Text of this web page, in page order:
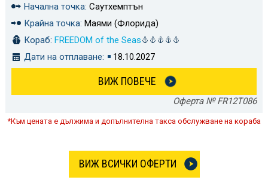
Начална точка: Саутхемптън
Крайна точка: Маями (Флорида)
Кораб: FREEDOM of the Seas
Дати на отплаване:
18.10.2027
ВИЖ ПОВЕЧЕ
Оферта № FR12T086
*Към цената е дължима и допълнителна такса обслужване на кораба
ВИЖ ВСИЧКИ ОФЕРТИ